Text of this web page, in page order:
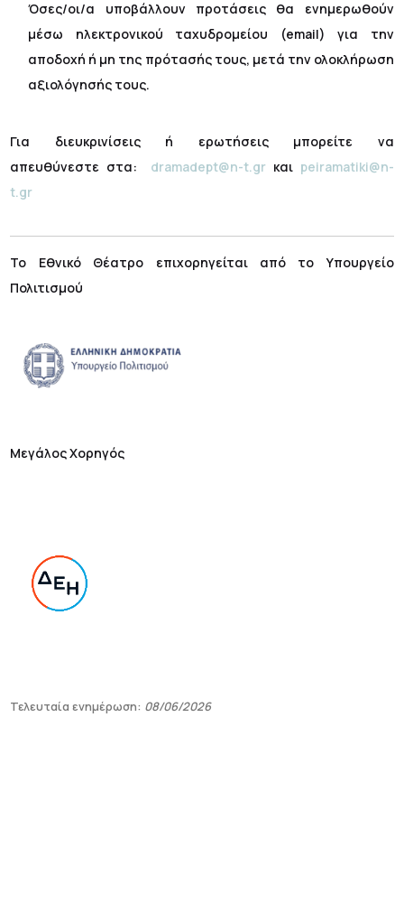
Όσες/οι/α υποβάλλουν προτάσεις θα ενημερωθούν
μέσω ηλεκτρονικού ταχυδρομείου (email) για την
αποδοχή ή μη της πρότασής τους, μετά την ολοκλήρωση
αξιολόγησής τους.
Για διευκρινίσεις ή ερωτήσεις μπορείτε να
απευθύνεστε στα: dramadept@n-t.gr και peiramatiki@n-
t.gr
Το Εθνικό Θέατρο επιχορηγείται από το Υπουργείο
Πολιτισμού
Μεγάλος Χορηγός
Τελευταία ενημέρωση: 08/06/2026